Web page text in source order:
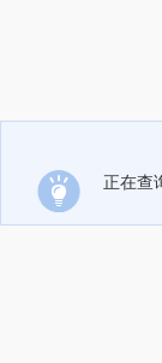
正在查